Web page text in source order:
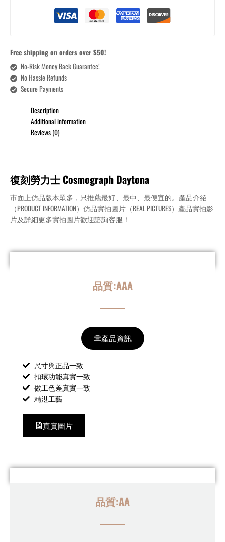
Free shipping on orders over $50!
No-Risk Money Back Guarantee!
No Hassle Refunds
Secure Payments
Description
Additional information
Reviews (0)
復刻勞力士 Cosmograph Daytona
市面上仿品版本眾多，只推薦最好、最中、最便宜的。產品介紹
（PRODUCT INFORMATION）仿品實拍圖片（REAL PICTURES）產品實拍影
片及詳細更多實拍圖片歡迎諮詢客服！
品質:AAA
產品資訊
尺寸與正品一致
扣環功能真實一致
做工色差真實一致
精湛工藝
真實圖片
品質:AA